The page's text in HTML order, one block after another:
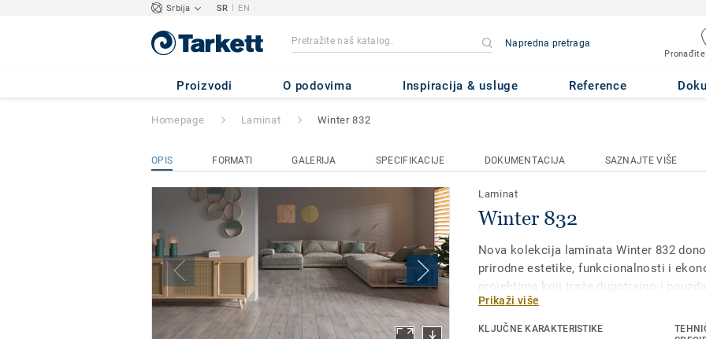
Srbija SR | EN
Napredna pretraga
Proizvodi O podovima Inspiracija & usluge Reference
Winter 832
Homepage Laminat Winter 832
OPIS FORMATI GALERIJA SPECIFIKACIJE DOKUMENTACIJA SAZNAJTE VIŠE
Laminat
Winter 832
Nova kolekcija laminata Winter 832
prirodne estetike, funkcionalnosti i
projektima koji traže dugotrajno i
kompromisa kada je reč o izgledu
dezenima inspirisanim teksturama
Prikaži više
KLJUČNE KARAKTERISTIKE